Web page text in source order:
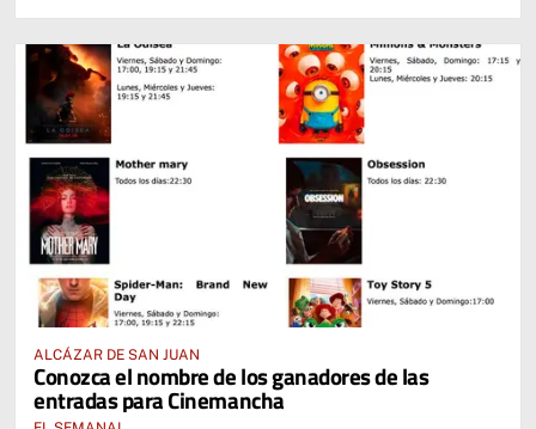
ALCÁZAR DE SAN JUAN
Conozca el nombre de los ganadores de las
entradas para Cinemancha